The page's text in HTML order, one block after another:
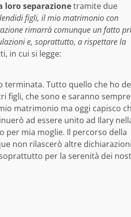
loro separazionetramite due
figli, il mio matrimonio con
rimarrà comunque un fatto
e, soprattutto, a rispettare la
in cui si legge:
terminata. Tutto quello che ho
figli, che sono e saranno
matrimonio ma oggi capisco
ad essere unito ad Ilary
per mia moglie. Il percorso della
non rilascerò altre
per la serenità dei